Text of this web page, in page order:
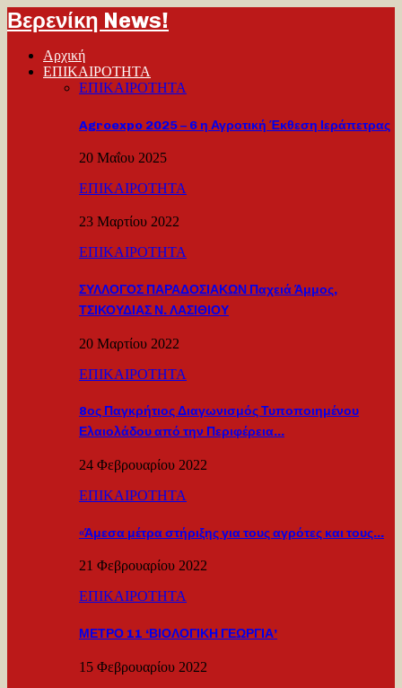
Βερενίκη News!
Αρχική
ΕΠΙΚΑΙΡΟΤΗΤΑ
ΕΠΙΚΑΙΡΟΤΗΤΑ
Agroexpo 2025 – 6 η Αγροτική Έκθεση Ιεράπετρας
20 Μαΐου 2025
ΕΠΙΚΑΙΡΟΤΗΤΑ
23 Μαρτίου 2022
ΕΠΙΚΑΙΡΟΤΗΤΑ
ΣΥΛΛΟΓΟΣ ΠΑΡΑΔΟΣΙΑΚΩΝ Παχειά Άμμος,
ΤΣΙΚΟΥΔΙΑΣ Ν. ΛΑΣΙΘΙΟΥ
20 Μαρτίου 2022
ΕΠΙΚΑΙΡΟΤΗΤΑ
8ος Παγκρήτιος Διαγωνισμός Τυποποιημένου
Ελαιολάδου από την Περιφέρεια…
24 Φεβρουαρίου 2022
ΕΠΙΚΑΙΡΟΤΗΤΑ
«Άμεσα μέτρα στήριξης για τους αγρότες και τους…
21 Φεβρουαρίου 2022
ΕΠΙΚΑΙΡΟΤΗΤΑ
ΜΕΤΡΟ 11 ‘ΒΙΟΛΟΓΙΚΗ ΓΕΩΡΓΙΑ’
15 Φεβρουαρίου 2022